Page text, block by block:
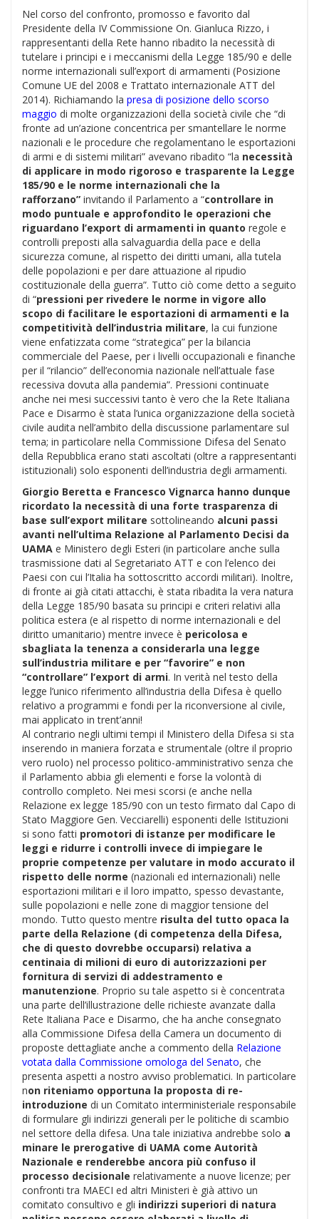
Nel corso del confronto, promosso e favorito dal
Presidente della IV Commissione On. Gianluca Rizzo, i
rappresentanti della Rete hanno ribadito la necessità di
tutelare i principi e i meccanismi della Legge 185/90 e delle
norme internazionali sull’export di armamenti (Posizione
Comune UE del 2008 e Trattato internazionale ATT del
2014). Richiamando la presa di posizione dello scorso
maggio di molte organizzazioni della società civile che “di
fronte ad un’azione concentrica per smantellare le norme
nazionali e le procedure che regolamentano le esportazioni
di armi e di sistemi militari” avevano ribadito “la necessità
di applicare in modo rigoroso e trasparente la Legge
185/90 e le norme internazionali che la
rafforzano” invitando il Parlamento a “controllare in
modo puntuale e approfondito le operazioni che
riguardano l’export di armamenti in quanto regole e
controlli preposti alla salvaguardia della pace e della
sicurezza comune, al rispetto dei diritti umani, alla tutela
delle popolazioni e per dare attuazione al ripudio
costituzionale della guerra”. Tutto ciò come detto a seguito
di “pressioni per rivedere le norme in vigore allo
scopo di facilitare le esportazioni di armamenti e la
competitività dell’industria militare, la cui funzione
viene enfatizzata come “strategica” per la bilancia
commerciale del Paese, per i livelli occupazionali e finanche
per il “rilancio” dell’economia nazionale nell’attuale fase
recessiva dovuta alla pandemia”. Pressioni continuate
anche nei mesi successivi tanto è vero che la Rete Italiana
Pace e Disarmo è stata l’unica organizzazione della società
civile audita nell’ambito della discussione parlamentare sul
tema; in particolare nella Commissione Difesa del Senato
della Repubblica erano stati ascoltati (oltre a rappresentanti
istituzionali) solo esponenti dell’industria degli armamenti.
Giorgio Beretta e Francesco Vignarca hanno dunque
ricordato la necessità di una forte trasparenza di
base sull’export militare sottolineando alcuni passi
avanti nell’ultima Relazione al Parlamento Decisi da
UAMA e Ministero degli Esteri (in particolare anche sulla
trasmissione dati al Segretariato ATT e con l’elenco dei
Paesi con cui l’Italia ha sottoscritto accordi militari). Inoltre,
di fronte ai già citati attacchi, è stata ribadita la vera natura
della Legge 185/90 basata su principi e criteri relativi alla
politica estera (e al rispetto di norme internazionali e del
diritto umanitario) mentre invece è pericolosa e
sbagliata la tenenza a considerarla una legge
sull’industria militare e per “favorire” e non
“controllare” l’export di armi. In verità nel testo della
legge l’unico riferimento all’industria della Difesa è quello
relativo a programmi e fondi per la riconversione al civile,
mai applicato in trent’anni!
Al contrario negli ultimi tempi il Ministero della Difesa si sta
inserendo in maniera forzata e strumentale (oltre il proprio
vero ruolo) nel processo politico-amministrativo senza che
il Parlamento abbia gli elementi e forse la volontà di
controllo completo. Nei mesi scorsi (e anche nella
Relazione ex legge 185/90 con un testo firmato dal Capo di
Stato Maggiore Gen. Vecciarelli) esponenti delle Istituzioni
si sono fatti promotori di istanze per modificare le
leggi e ridurre i controlli invece di impiegare le
proprie competenze per valutare in modo accurato il
rispetto delle norme (nazionali ed internazionali) nelle
esportazioni militari e il loro impatto, spesso devastante,
sulle popolazioni e nelle zone di maggior tensione del
mondo. Tutto questo mentre risulta del tutto opaca la
parte della Relazione (di competenza della Difesa,
che di questo dovrebbe occuparsi) relativa a
centinaia di milioni di euro di autorizzazioni per
fornitura di servizi di addestramento e
manutenzione. Proprio su tale aspetto si è concentrata
una parte dell’illustrazione delle richieste avanzate dalla
Rete Italiana Pace e Disarmo, che ha anche consegnato
alla Commissione Difesa della Camera un documento di
proposte dettagliate anche a commento della Relazione
votata dalla Commissione omologa del Senato, che
presenta aspetti a nostro avviso problematici. In particolare
non riteniamo opportuna la proposta di re-
introduzione di un Comitato interministeriale responsabile
di formulare gli indirizzi generali per le politiche di scambio
nel settore della difesa. Una tale iniziativa andrebbe solo a
minare le prerogative di UAMA come Autorità
Nazionale e renderebbe ancora più confuso il
processo decisionale relativamente a nuove licenze; per
confronti tra MAECI ed altri Ministeri è già attivo un
comitato consultivo e gli indirizzi superiori di natura